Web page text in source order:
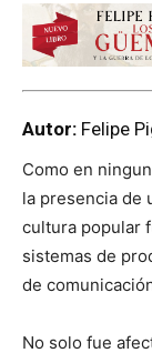
Autor: Felipe
Como en
la presencia de
cultura popular
sistemas de
de
No solo fue